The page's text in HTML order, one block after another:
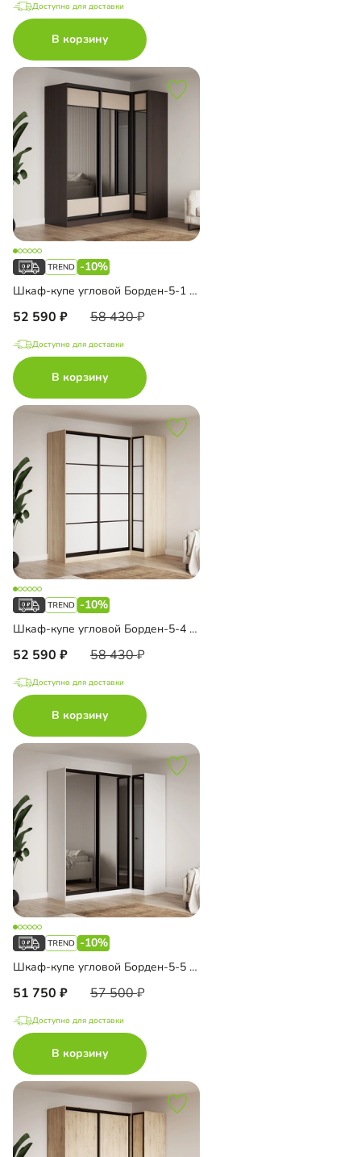
Доступно для доставки
В корзину
-10%
Шкаф-купе угловой Борден-5-1 1000
52 590 58 430
Доступно для доставки
В корзину
-10%
Шкаф-купе угловой Борден-5-4 1000
52 590 58 430
Доступно для доставки
В корзину
-10%
Шкаф-купе угловой Борден-5-5 1000
51 750 57 500
Доступно для доставки
В корзину